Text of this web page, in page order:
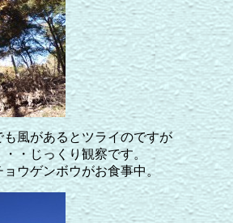
風があるとツライのですが
・じっくり観察です。
ウゲンボウがお食事中。